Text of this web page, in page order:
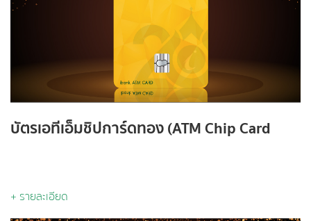
บัตรเอทีเอ็มชิปการ์ดทอง (ATM Chip Card
+ รายละเอียด